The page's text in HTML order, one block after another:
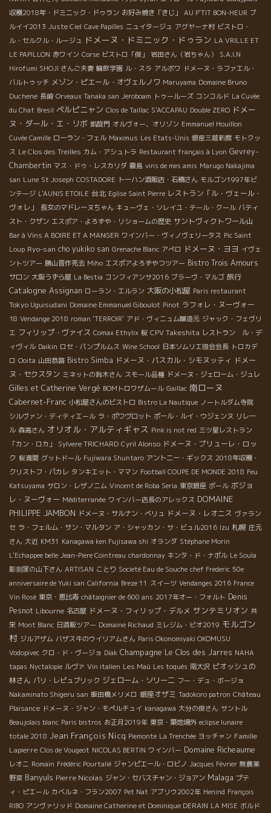
収穫2018年・ドミニック・ドゥラン お好み焼き「きじ」 AU P'TIT BON-HEUR ブ
ルイイ2013 Juste Ciel Cave Papilles ニュイタージュ アグヤーナ村 ビストロ・
ル・セルクル・ルージュ ドメーヌ・ドミニック・ドゥラン LA VRILLE ET
LE PAPILLON 赤ワイン Corse ビストロ「俊」 岩田さん（岩ちゃん）
S.A.I.N
Hirofumi SHOJI さんご夫妻 輪飲学園 ル・スラ アルボワ ドメーヌ・ラファエル・
バルトゥッチ メゾン・ピエール・オヴェルノワ Maruyama Domaine Bruno
Duchene 長崎 Orveaux Tanaka san Jeroboam トゥールーズ コンコルド La Cuvée
du Chat Bresil ペルピニャン Clos de Taillac S'ACCAPAU Double ZERO ドメー
ヌ・ダール・エ・リボ 凱旋門 オルヴォー、オリゾン Emmanuel Houillon
Cuvée Camille ローラン・フェル Maximus Les Etats-Unis 銀座三越新館 モトクッ
ス Le Clos des Treilles カム・アシュトラ Restaurant français à Lyon Gevrey-
Chambertin マス・ドゥ・レスカリダ 霧島 vins de mes amis Marugo Nakajima
san Lune St Joseph COSTADORE トーハン酒販店・石橋さん モルゴン1997年ビ
ンテージ L'AUNIS ETOILE 台北 Eglise Saint Pierre レストラン「ル・ヴェール・
ヴォレ」
長女のマドレーヌちゃん キューヴェ・ソレイユ・テール・クール バティ
スト・クザン エスポア・よろずや・リショームの歴史 サントヴィクトワール山
Bar à Vins A BOIRE ET A MANGER ワインバー・ヴィノヴェリータス Pic Saint
Loup Ryo-san cho yukiko san Grenache Blanc アぺロ ドメーヌ・ヨヨ イヴェ
ントツアー 勝山晋作死去 Miho エスポアよろずやつツアー Bistro Trois Amours
サロン 大阪うずら屋 La Bestia コンフィアンサ2016 ブラーヴ・マルゴ 旅行
Catalogne Assignan ローラン・エルラン 大阪の小松屋 Paris restaurant
Tokyo Uguisudani Domaine Emmanuel Giboulot Pinot ラフォレ・ヌーヴォー
18 Vendange 2018 roman 'TERROIR' アド・ヴィニュム醸造元 ジャック・フェヴリ
エ フィリップ・ヴァイス Comax Ethylix 桜 CPV Takeshita レストラン ル・デ
ィヴィル Daikin ロセ・パンプルムス Wine School 日本ソムリエ協会会長 トロカデ
ロ Ooita 山田恭路 Bistro Simba ドメーヌ・パスカル・シモヌッティ ドメー
ヌ・セクスタン ミネットの鈴木さん スモール品種 ドメーヌ・ジェローム・ジュレ
Gilles et Catherine Vergé BOMトロワザムール Gaillac 南ローヌ
Cabernet-Franc 小松屋さんのビストロ Bistro La Nautique ノートルダム寺院
シルヴァン・ディティエール ラ・ポワヴロット ポール・ルイ・ウジェンヌ リレー
ル 森高さん オリオル・アルティギャス Pink is not red 三ツ星レストラン
「カン・ロカ」
Sylvere TRICHARD Cyril Alonso ドメーヌ・プリューレ・ロッ
ク 桜満開 グットドール Fujiwara Shuntaro アントニー・ギックス 2018年収穫・
クリストフ・パカレ タンキエット・ママン Football COUPE DE MONDE 2018 Feu
Katsuyama サロン・レザノニム Vincent de Roba Seria 東京銀座 ポール ボジョ
レ・ヌーヴォー Méditerranée ワインバー店長のアレックス DOMAINE
PHILIPPE JAMBON ドメーヌ・サルナン・ベリュ ドメーヌ・レオニス ヴァラン
セ ラ・フェルム・サン・マルタン ア・シャッカン・サ・ビュル2016 Izu 札幌 庄元
さん 大近 KM31 Kanagawa ken Fujisawa shi オランダ Stéphane Morin
L'Echappee belle Jean-Piere Cointreau chardonnay キンタ・ド・ナポル Le Soula
彫刻家の山下さん ARTISAN ことり Societé Eau de Souche chef Frederic 50e
anniversaire de Yuki san California Breze 11 スイーツ Vendanges 2016 France
Vin Rosé 東京・恵比寿 châtaignier de 600 ans 2017年オー・フォルト Denis
Pesnot Libourne 名古屋 ドメーヌ・フィリップ・デルメ サンテミリオン 共
栄 Mont Blanc 日酒販ツアー Domaine Richaud ミレジム・ビオ2019 モルゴン
村 ジルアザム バザス牛のウイリアムさん Paris Okonomiyaki OKOMUSU
Vodopivec クロ・ド・ヴージョ Diak Champagne Le Clos des Jarres NAHA
tapas Nyctalopie ルヴァ Vin italien Les Maù Les toqués 南大沢 ピオッシュの
林さん パリ・レピュブリック ジェローム・ソリーニ フー・デュ・ボージョ
Nakaminato Shigeru san 飯田橋メリメロ 銀座オザミ Tadokoro patron Château
Plaisance ドメーヌ・ジャン・モペルチュイ kanagawa 大分の俊さん サントル
Beaujolais blanc Paris bistros お正月2019年 東京・築地場外 eclipse lunaire
totale 2018 Jean François Nicq Piemonte La Trenchée ヨッチャン Famille
Lapierre Clos de Vougeot NICOLAS BERTIN ワインバー Domaine Richeaume
レオニ Romain Frédéric Pourtalié ジャンピエール・ロビノ Jacques Février 無農薬
野菜 Banyuls Pierre Nicolas ジャン・セバスチャン・ジョアン Malaga プテ
ィ・ピエール カベルネ・フラン2007 Pet Nat アブリウ2002年 Henind François
RIBO アンヴァリッド Domaine Catherine et Dominique DERAIN LA MISE ボルド